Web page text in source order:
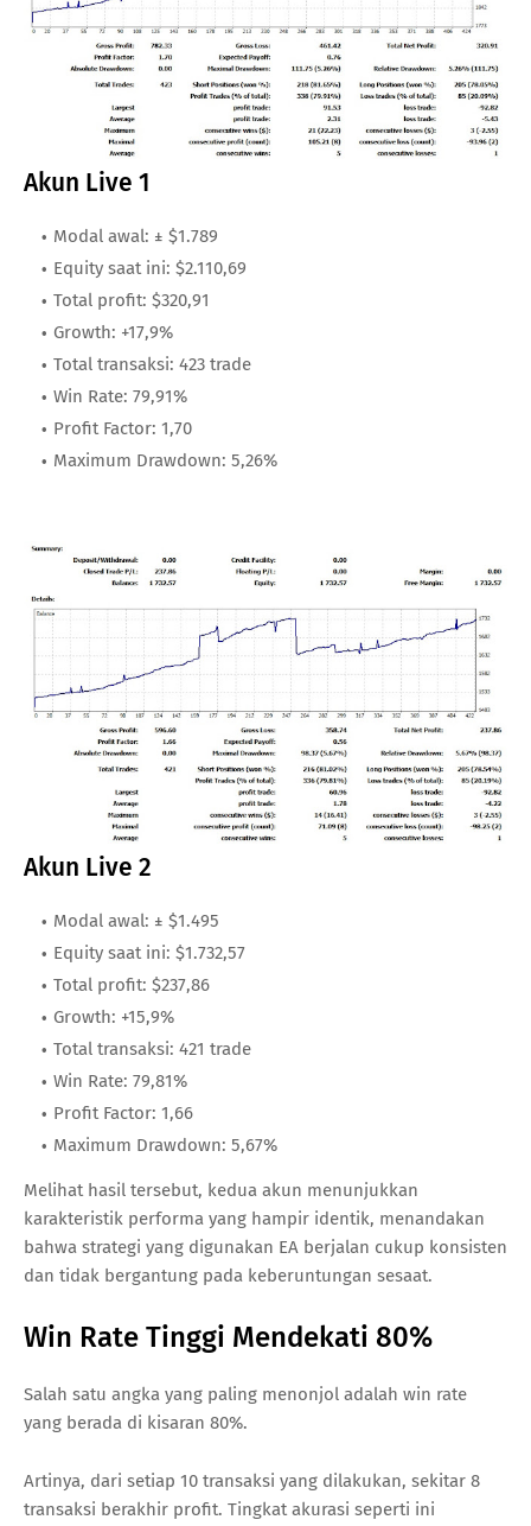
Akun Live 1
Modal awal: ± $1.789
Equity saat ini: $2.110,69
Total profit: $320,91
Growth: +17,9%
Total transaksi: 423 trade
Win Rate: 79,91%
Profit Factor: 1,70
Maximum Drawdown: 5,26%
Akun Live 2
Modal awal: ± $1.495
Equity saat ini: $1.732,57
Total profit: $237,86
Growth: +15,9%
Total transaksi: 421 trade
Win Rate: 79,81%
Profit Factor: 1,66
Maximum Drawdown: 5,67%
Melihat hasil tersebut, kedua akun menunjukkan
karakteristik performa yang hampir identik, menandakan
bahwa strategi yang digunakan EA berjalan cukup konsisten
dan tidak bergantung pada keberuntungan sesaat.
Win Rate Tinggi Mendekati 80%
Salah satu angka yang paling menonjol adalah win rate
yang berada di kisaran 80%.
Artinya, dari setiap 10 transaksi yang dilakukan, sekitar 8
transaksi berakhir profit. Tingkat akurasi seperti ini